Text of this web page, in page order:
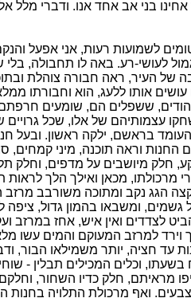
בני אב אחד אנו. ודברי מלל
לשמועות רעות, אני אפעל
לעושי-רע. באה לו תחבולה, בלי
העיר, ראה חבורה צוהלת
עושים אותו ללעג, הוא וחבורתו
ששפלים הם, שומעים
עצמותיהם של אלו, שכל גרויים
בראשם, ילקה ראשון. ובעל
החנות וראה תוכנה, מיני קמחים,
חלק מיושבים על מדפים, וחלק
מרכולתו, מכאן ואילך הלך לראות
הגג נקב ומתוכה משורבב מרזב
גשמים, ומשבאו בהמון גדול,
לצדדים ואין איש, אחז במרזב
וירד למרזב המעוקם והמים עשו
עד חציה, יותר משמילאו הבור,
וכלים המכילים תבלין -
מראיתם, חלק כדיו השחור,
ואף מרכולת התלויה בחנות